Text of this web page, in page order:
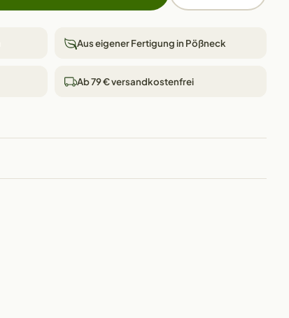
Aus eigener Fertigung in Pößneck
Ab 79 € versandkostenfrei